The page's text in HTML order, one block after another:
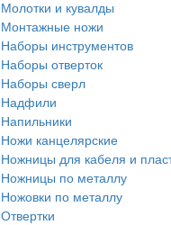
Молотки и кувалды
Монтажные ножи
Наборы инструментов
Наборы отверток
Наборы сверл
Надфили
Напильники
Ножи канцелярские
Ножницы для кабеля и
Ножницы по металлу
Ножовки по металлу
Отвертки